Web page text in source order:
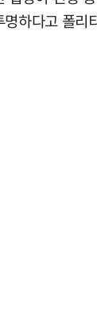
하다고 폴리